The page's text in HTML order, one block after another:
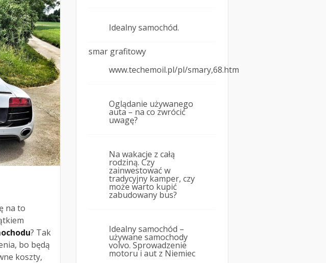
na to
? Tak
bo będą
koszty,
Idealny samochód.
smar grafitowy
www.techemoil.pl/pl/smary,68.htm
Oglądanie używanego
auta – na co zwrócić
uwagę?
Na wakacje z całą
rodziną. Czy
zainwestować w
tradycyjny kamper, czy
może warto kupić
zabudowany bus?
Idealny samochód –
używane samochody
volvo. Sprowadzenie
motoru i aut z Niemiec